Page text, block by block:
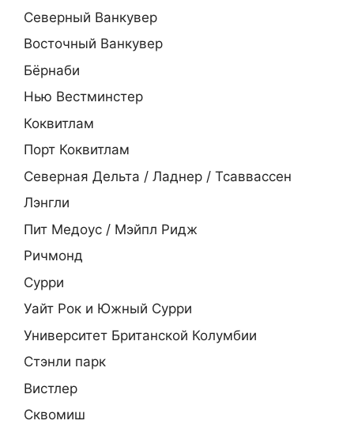
Северный Ванкувер
Восточный Ванкувер
Бёрнаби
Нью Вестминстер
Коквитлам
Порт Коквитлам
Северная Дельта / Ладнер / Тсаввассен
Лэнгли
Пит Медоус / Мэйпл Ридж
Ричмонд
Сурри
Уайт Рок и Южный Сурри
Университет Британской Колумбии
Стэнли парк
Вистлер
Сквомиш